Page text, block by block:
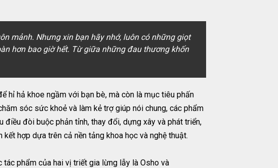
mảnh. Nhưng xin bạn hãy nhớ, luôn có những giọt
hơn bao giờ hết. Từ giữa những đau thương khốn
hỉ hả khoe ngầm với bạn bè, mà còn là mục tiêu phấn
sóc sức khoẻ và làm kẻ trợ giúp nói chung, các phẩm
điều đòi buộc phản tỉnh, thay đổi, dựng xây và phát triển,
hợp dựa trên cả nền tảng khoa học và nghệ thuật.
phẩm của hai vị triết gia lừng lẫy là Osho và